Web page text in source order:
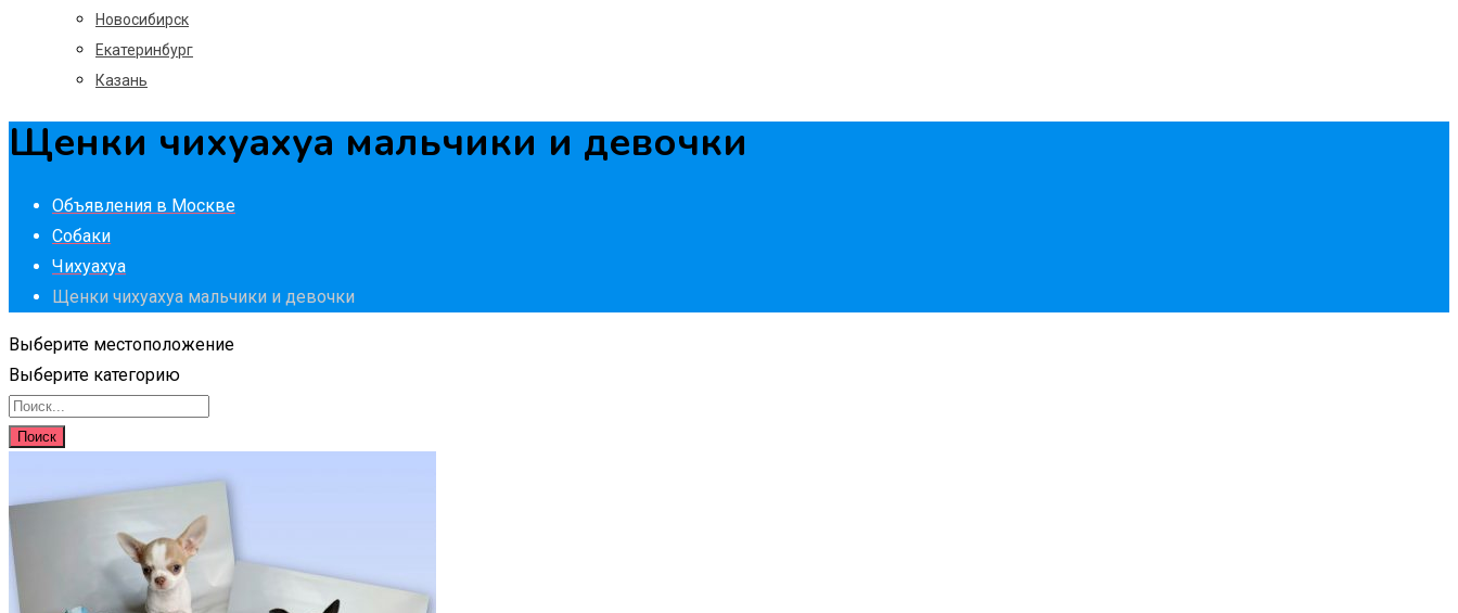
Новосибирск
Екатеринбург
Казань
Щенки чихуахуа мальчики и девочки
Объявления в Москве
Собаки
Чихуахуа
Щенки чихуахуа мальчики и девочки
Выберите местоположение
Выберите категорию
Поиск